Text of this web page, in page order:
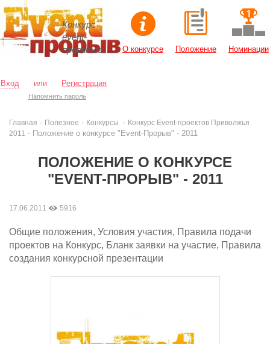
Конкурс
event-
проектов
О конкурсе Положение Номинации
Вход или Регистрация
Напомнить пароль
Главная - Полезное - Конкурсы - Конкурс Event-проектов Приволжья
2011 - Положение о конкурсе "Event-Прорыв" - 2011
ПОЛОЖЕНИЕ О КОНКУРСЕ
"EVENT-ПРОРЫВ" - 2011
17.06.2011 5916
Общие положения, Условия участия, Правила подачи
проектов на Конкурс, Бланк заявки на участие, Правила
создания конкурсной презентации